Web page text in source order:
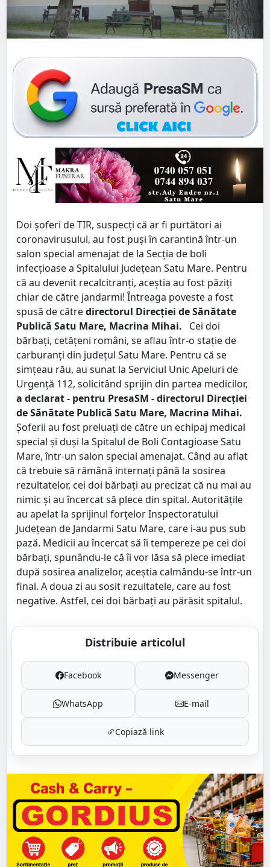
Doi șoferi de TIR, suspecți că ar fi purtători ai
coronavirusului, au fost puși în carantină într-un
salon special amenajat de la Secția de boli
infecțioase a Spitalului Județean Satu Mare. Pentru
că au devenit recalcitranți, aceștia au fost păziți
chiar de către jandarmi! Întreaga poveste a fost
spusă de cătredirectorul Direcției de Sănătate
Publică Satu Mare, Macrina Mihai.
Cei doi
bărbați, cetățeni români, se aflau într-o stație de
carburanți din județul Satu Mare. Pentru că se
simțeau rău, au sunat la Serviciul Unic Apeluri de
Urgență 112, solicitând sprijin din partea medicilor,
a declarat - pentru PresaSM - directorul Direcției
de Sănătate Publică Satu Mare, Macrina Mihai.
Șoferii au fost preluați de către un echipaj medical
special și duși la Spitalul de Boli Contagioase Satu
Mare, într-un salon special amenajat. Când au aflat
că trebuie să rămână internați până la sosirea
rezultatelor, cei doi bărbați au precizat că nu mai au
nimic și au încercat să plece din spital. Autoritățile
au apelat la sprijinul forțelor Inspectoratului
Județean de Jandarmi Satu Mare, care i-au pus sub
pază. Medicii au încercat să îi tempereze pe cei doi
bărbați, spunându-le că îi vor lăsa să plece imediat
după sosirea analizelor, aceștia calmându-se într-un
final. A doua zi au sosit rezultatele, care au fost
negative. Astfel, cei doi bărbați au părăsit spitalul.
Distribuie articolul
Facebook Messenger
WhatsApp E-mail
Copiază link